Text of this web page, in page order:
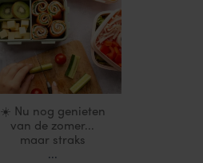
☀️ Nu nog genieten
van de zomer...
maar straks
...